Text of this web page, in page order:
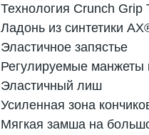
Технология Crunch Grip
Ладонь из синтетики
Эластичное запястье
Регулируемые манжеты
Эластичный лиш
Усиленная зона
Мягкая замша на